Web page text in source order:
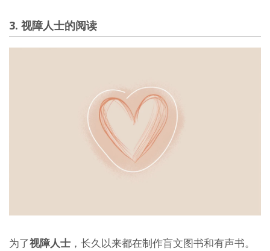
3. 视障人士的阅读
为了视障人士 ，长久以来都在制作盲文图书和有声书。